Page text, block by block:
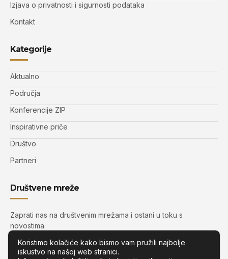
Izjava o privatnosti i sigurnosti podataka
Kontakt
Kategorije
Aktualno
Područja
Konferencije ZIP
Inspirativne priče
Društvo
Partneri
Društvene mreže
Zaprati nas na društvenim mrežama i ostani u toku s
novostima.
Koristimo kolačiće kako bismo vam pružili najbolje
iskustvo na našoj web stranici.